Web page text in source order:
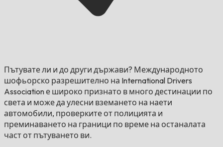
Пътувате ли и до други държави? Международното
шофьорско разрешително на International Drivers
Association е широко признато в много дестинации по
света и може да улесни вземането на наети
автомобили, проверките от полицията и
преминаването на граници по време на останалата
част от пътуването ви.